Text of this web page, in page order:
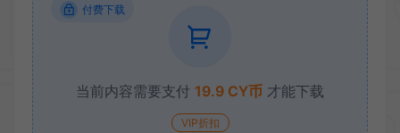
付费下载
当前内容需要支付 19.9 CY币 才能下载
VIP折扣